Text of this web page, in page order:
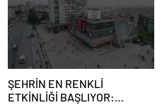
ŞEHRİN EN RENKLİ
ETKİNLİĞİ BAŞLIYOR: